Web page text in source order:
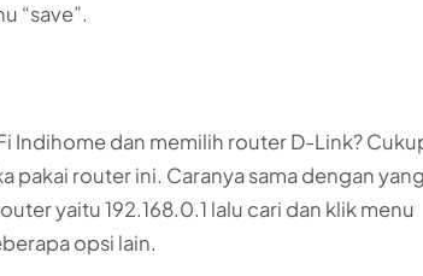
“save”.
Indihome dan memilih router D-Link?
pakai router ini. Caranya sama dengan yang
yaitu 192.168.0.1 lalu cari dan klik menu
opsi lain.